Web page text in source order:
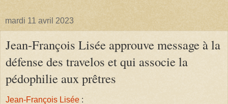
mardi 11 avril 2023
Jean-François Lisée approuve message à la
défense des travelos et qui associe la
pédophilie aux prêtres
Jean-François Lisée :